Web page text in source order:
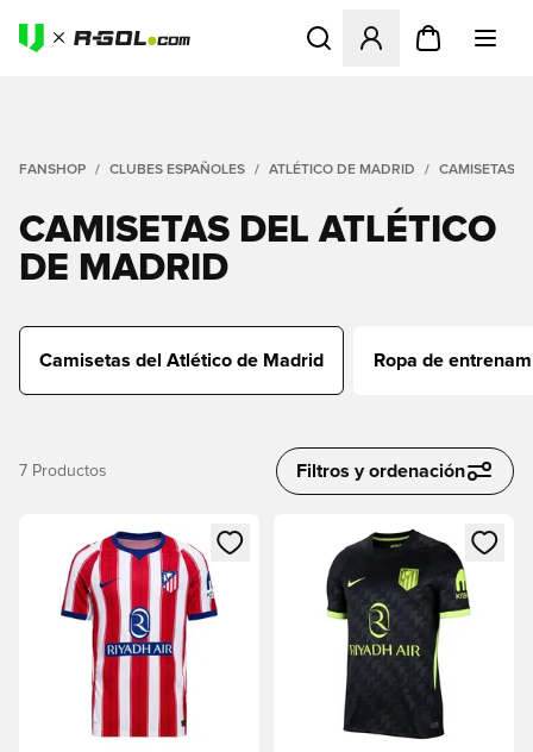
Abre un modal para iniciar
FANSHOP CLUBES ESPAÑOLES ATLÉTICO DE MADRID CAMISETAS
CAMISETAS DEL ATLÉTICO
DE MADRID
Camisetas del Atlético de Madrid Ropa de
7 Productos Filtros y ordenación
Abre un modal para iniciar sesión o registrarse como
Abre un modal para iniciar